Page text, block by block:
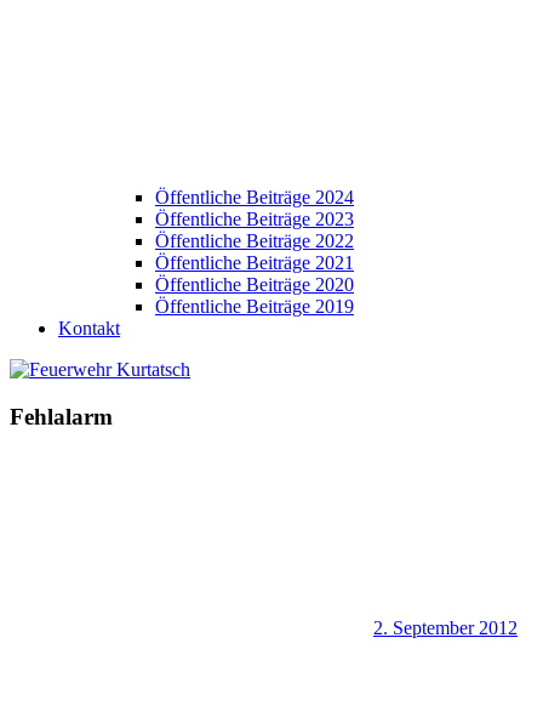
Öffentliche Beiträge 2024
Öffentliche Beiträge 2023
Öffentliche Beiträge 2022
Öffentliche Beiträge 2021
Öffentliche Beiträge 2020
Öffentliche Beiträge 2019
Kontakt
Fehlalarm
2. September 2012